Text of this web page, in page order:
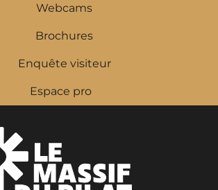
Webcams
Brochures
Enquête visiteur
Espace pro